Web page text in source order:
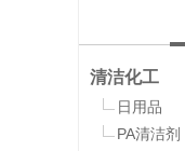
清洁化工
日用品
PA清洁剂